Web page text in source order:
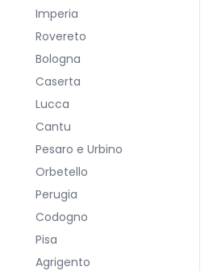
Imperia
Rovereto
Bologna
Caserta
Lucca
Cantu
Pesaro e Urbino
Orbetello
Perugia
Codogno
Pisa
Agrigento